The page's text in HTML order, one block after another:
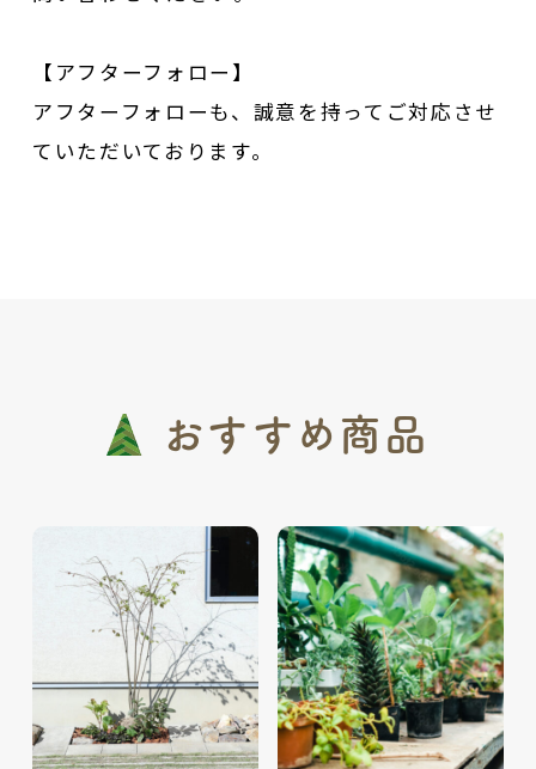
【アフターフォロー】
アフターフォローも、誠意を持ってご対応させ
ていただいております。
おすすめ商品